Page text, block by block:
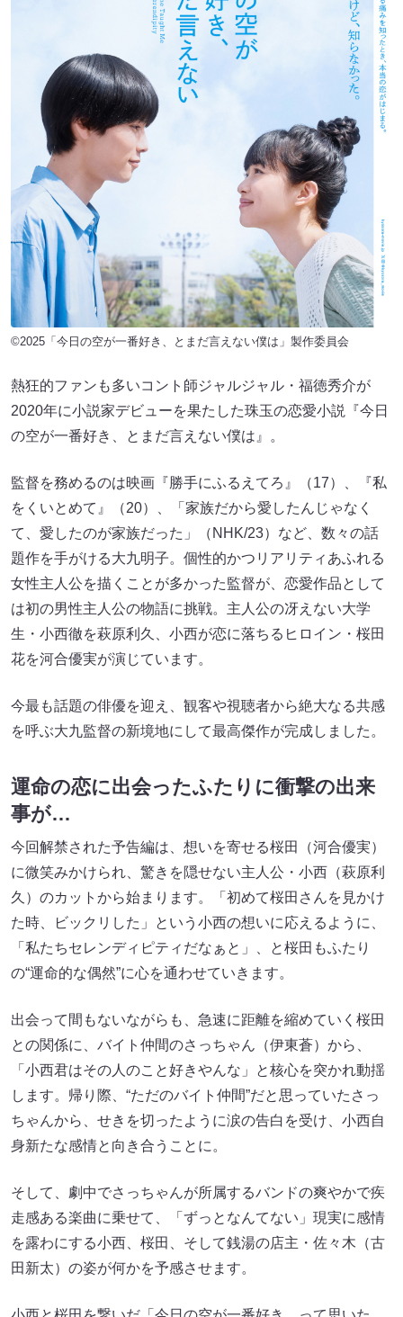
©2025「今日の空が一番好き、とまだ言えない僕は」製作委員会
熱狂的ファンも多いコント師ジャルジャル・福徳秀介が
2020年に小説家デビューを果たした珠玉の恋愛小説『今日
の空が一番好き、とまだ言えない僕は』。
監督を務めるのは映画『勝手にふるえてろ』（17）、『私
をくいとめて』（20）、「家族だから愛したんじゃなく
て、愛したのが家族だった」（NHK/23）など、数々の話
題作を手がける大九明子。個性的かつリアリティあふれる
女性主人公を描くことが多かった監督が、恋愛作品として
は初の男性主人公の物語に挑戦。主人公の冴えない大学
生・小西徹を萩原利久、小西が恋に落ちるヒロイン・桜田
花を河合優実が演じています。
今最も話題の俳優を迎え、観客や視聴者から絶大なる共感
を呼ぶ大九監督の新境地にして最高傑作が完成しました。
運命の恋に出会ったふたりに衝撃の出来
事が…
今回解禁された予告編は、想いを寄せる桜田（河合優実）
に微笑みかけられ、驚きを隠せない主人公・小西（萩原利
久）のカットから始まります。「初めて桜田さんを見かけ
た時、ビックリした」という小西の想いに応えるように、
「私たちセレンディピティだなぁと」、と桜田もふたり
の“運命的な偶然”に心を通わせていきます。
出会って間もないながらも、急速に距離を縮めていく桜田
との関係に、バイト仲間のさっちゃん（伊東蒼）から、
「小西君はその人のこと好きやんな」と核心を突かれ動揺
します。帰り際、“ただのバイト仲間”だと思っていたさっ
ちゃんから、せきを切ったように涙の告白を受け、小西自
身新たな感情と向き合うことに。
そして、劇中でさっちゃんが所属するバンドの爽やかで疾
走感ある楽曲に乗せて、「ずっとなんてない」現実に感情
を露わにする小西、桜田、そして銭湯の店主・佐々木（古
田新太）の姿が何かを予感させます。